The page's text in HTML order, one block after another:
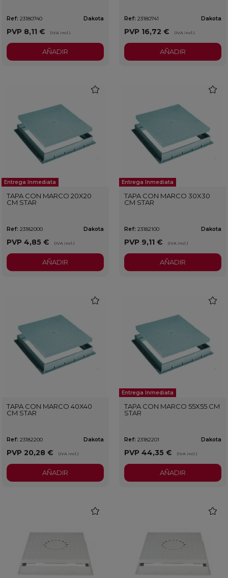
Ref: 23180740 Dakota
PVP 8,11 € (IVA incl.)
AÑADIR
Ref: 23180741 Dakota
PVP 16,72 € (IVA incl.)
AÑADIR
Entrega Inmediata
TAPA CON MARCO 20X20
CM STAR
Ref: 23182000 Dakota
PVP 4,85 € (IVA incl.)
AÑADIR
Entrega Inmediata
TAPA CON MARCO 30X30
CM STAR
Ref: 23182100 Dakota
PVP 9,11 € (IVA incl.)
AÑADIR
TAPA CON MARCO 40X40
CM STAR
Ref: 23182200 Dakota
PVP 20,28 € (IVA incl.)
AÑADIR
Entrega Inmediata
TAPA CON MARCO 55X55 CM
STAR
Ref: 23182201 Dakota
PVP 44,35 € (IVA incl.)
AÑADIR